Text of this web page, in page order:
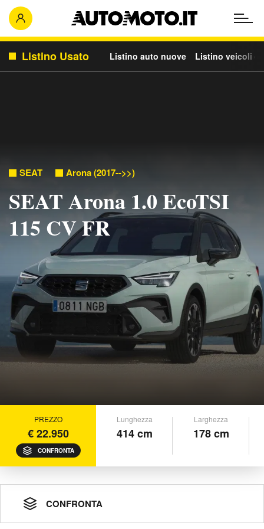
Listino Usato Listino auto nuove Listino veicoli
SEAT Arona (2017-->>)
SEAT Arona 1.0 EcoTSI
115 CV FR
PREZZO
€ 22.950
CONFRONTA
Lunghezza
414 cm
Larghezza
178 cm
CONFRONTA